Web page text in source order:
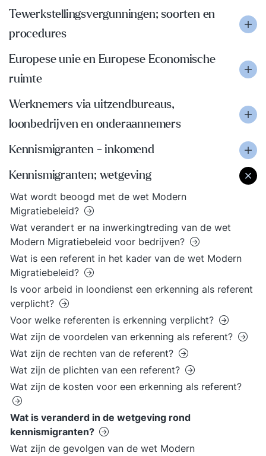
Tewerkstellingsvergunningen; soorten en
procedures
Europese unie en Europese Economische
ruimte
Werknemers via uitzendbureaus,
loonbedrijven en onderaannemers
Kennismigranten - inkomend
Kennismigranten; wetgeving
Wat wordt beoogd met de wet Modern
Migratiebeleid?
Wat verandert er na inwerkingtreding van de wet
Modern Migratiebeleid voor bedrijven?
Wat is een referent in het kader van de wet Modern
Migratiebeleid?
Is voor arbeid in loondienst een erkenning als referent
verplicht?
Voor welke referenten is erkenning verplicht?
Wat zijn de voordelen van erkenning als referent?
Wat zijn de rechten van de referent?
Wat zijn de plichten van een referent?
Wat zijn de kosten voor een erkenning als referent?
Wat is veranderd in de wetgeving rond
kennismigranten?
Wat zijn de gevolgen van de wet Modern